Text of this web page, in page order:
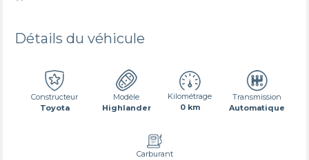
Détails du véhicule
Constructeur
Toyota
Modèle
Highlander
Kilométrage
0 km
Transmission
Automatique
Carburant